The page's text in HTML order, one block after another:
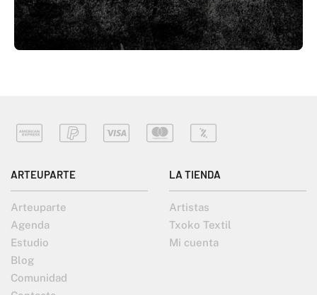
ARTEUPARTE
Arteuparte
Agenda
Estudio
Blog
Comunidad
LA TIENDA
Artistas
Txoko Textil
Mi cuenta